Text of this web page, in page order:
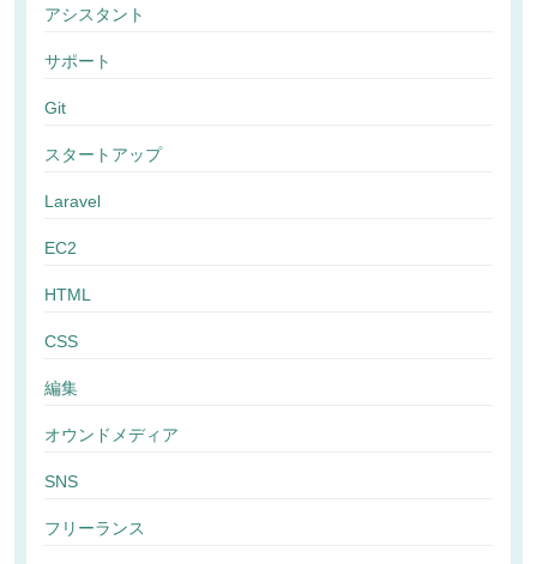
アシスタント
サポート
Git
スタートアップ
Laravel
EC2
HTML
CSS
編集
オウンドメディア
SNS
フリーランス